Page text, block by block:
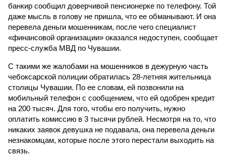
банкир сообщил доверчивой пенсионерке по телефону. Той
даже мысль в голову не пришла, что ее обманывают. И она
перевела деньги мошенникам, после чего специалист
«финансовой организации» оказался недоступен, сообщает
пресс-служба МВД по Чувашии.
С такими же жалобами на мошенников в дежурную часть
чебоксарской полиции обратилась 28-летняя жительница
столицы Чувашии. По ее словам, ей позвонили на
мобильный телефон с сообщением, что ей одобрен кредит
на 200 тысяч. Для того, чтобы его получить, нужно
оплатить комиссию в 3 тысячи рублей. Несмотря на то, что
никаких заявок девушка не подавала, она перевела деньги
незнакомцам, которые после этого перестали выходить на
связь.